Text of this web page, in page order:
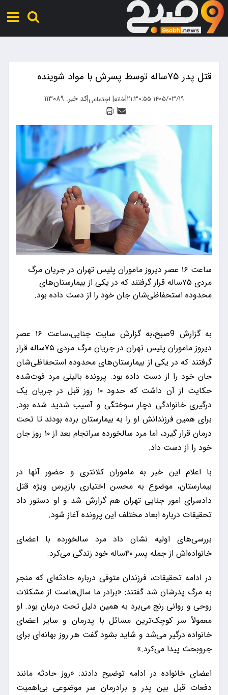
قتل پدر ۷۵ساله توسط پسرش با مواد شوینده
۱۴۰۵/۰۳/۱۹ ۲۱:۳۰:۵۵ |خانه| اجتماعی|کد خبر: ۱۱۳۰۸۹
|
ساعت ۱۶ عصر دیروز ماموران پلیس تهران در جریان مرگ
مردی ۷۵ساله قرار گرفتند که در یکی از بیمارستان‌های
محدوده استحفاظی‌شان جان خود را از دست داده بود.
به گزارش 9صبح،به گزارش سایت جنایی،ساعت ۱۶ عصر
دیروز ماموران پلیس تهران در جریان مرگ مردی ۷۵ساله قرار
گرفتند که در یکی از بیمارستان‌های محدوده استحفاظی‌شان
جان خود را از دست داده بود. پرونده بالینی مرد فوت‌شده
حکایت از آن داشت که حدود ۱۰ روز قبل در جریان یک
درگیری خانوادگی دچار سوختگی و آسیب شدید شده بود.
برای همین فرزندانش او را به بیمارستان برده بودند تا تحت
درمان قرار گیرد، اما مرد سالخورده سرانجام بعد از ۱۰ روز جان
خود را از دست داد.
با اعلام این خبر به ماموران کلانتری و حضور آنها در
بیمارستان، موضوع به محسن اختیاری بازپرس ویژه قتل
دادسرای امور جنایی تهران هم گزارش شد و او دستور داد
تحقیقات درباره ابعاد مختلف این پرونده آغاز شود.
بررسی‌های اولیه نشان داد مرد سالخورده با اعضای
خانواده‌اش از جمله پسر ۴۰ساله خود زندگی می‌کرد.
در ادامه تحقیقات، فرزندان متوفی درباره حادثه‌ای که منجر
به مرگ پدرشان شد گفتند: «برادر ما سال‌هاست از مشکلات
روحی و روانی رنج می‌برد به همین دلیل تحت درمان بود. او
معمولاً سر کوچک‌ترین مسائل با پدرمان و سایر اعضای
خانواده درگیر می‌شد و شاید بشود گفت هر روز بهانه‌ای برای
جروبحث پیدا می‌کرد.»
اعضای خانواده در ادامه توضیح دادند: «روز حادثه مانند
دفعات قبل بین پدر و برادرمان سر موضوعی بی‌اهمیت